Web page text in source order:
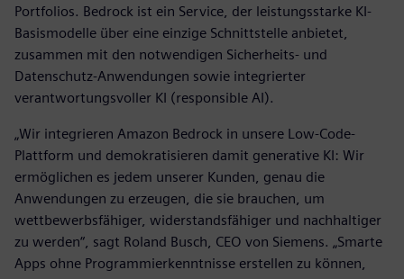
Portfolios. Bedrock ist ein Service, der leistungsstarke KI-
Basismodelle über eine einzige Schnittstelle anbietet,
zusammen mit den notwendigen Sicherheits- und
Datenschutz-Anwendungen sowie integrierter
verantwortungsvoller KI (responsible AI).
„Wir integrieren Amazon Bedrock in unsere Low-Code-
Plattform und demokratisieren damit generative KI: Wir
ermöglichen es jedem unserer Kunden, genau die
Anwendungen zu erzeugen, die sie brauchen, um
wettbewerbsfähiger, widerstandsfähiger und nachhaltiger
zu werden“, sagt Roland Busch, CEO von Siemens. „Smarte
Apps ohne Programmierkenntnisse erstellen zu können,